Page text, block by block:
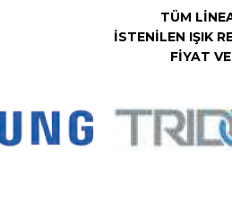
TÜM
İSTENİLEN IŞIK
FİYAT